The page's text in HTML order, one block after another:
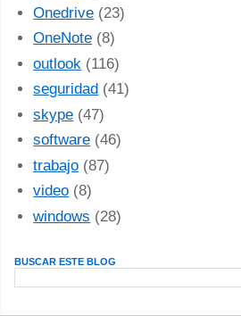
Onedrive (23)
OneNote (8)
outlook (116)
seguridad (41)
skype (47)
software (46)
trabajo (87)
video (8)
windows (28)
BUSCAR ESTE BLOG